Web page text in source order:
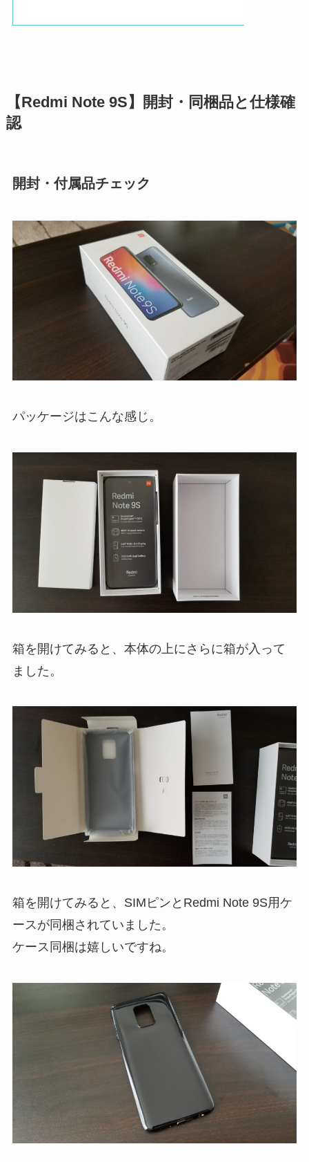
【Redmi Note 9S】開封・同梱品と仕様確
認
開封・付属品チェック
パッケージはこんな感じ。
箱を開けてみると、本体の上にさらに箱が入って
ました。
箱を開けてみると、SIMピンとRedmi Note 9S用ケ
ースが同梱されていました。
ケース同梱は嬉しいですね。